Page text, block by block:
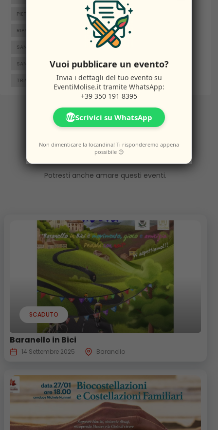
PIETRABBONDANTE PIETRACATELLA
RIPALIMOSANI ROCCAMANDOLFI ROTELLO
SAN GIACOMO DEGLI SCHIAVONI SAN MASSIMO
SANTA CROCE DI MAGLIANO SEPINO TERMOLI
TRIVENTO VENAFRO VINCHIATURO
AltriEventi
Potresti anche amare questi eventi.
SCADUTO
Baranello in Bici
14 Settembre 2025 Baranello
Vuoi pubblicare un evento?
Invia i dettagli del tuo evento su
EventiMolise.it tramite WhatsApp:
+39 350 191 8395
WAScrivici su WhatsApp
Non dimenticare la locandina! Ti risponderemo appena
possibile 😊